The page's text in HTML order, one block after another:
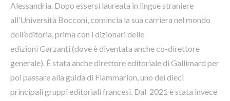
Alessandria. Dopo essersi laureata in lingue straniere
all’Università Bocconi, comincia la sua carriera nel mondo
dell’editoria, prima con i dizionari delle
edizioni Garzanti (dove è diventata anche co-direttore
generale). È stata anche direttore editoriale di Gallimard per
poi passare alla guida di Flammarion, uno dei dieci
principali gruppi editoriali francesi. Dal 2021 è stata invece